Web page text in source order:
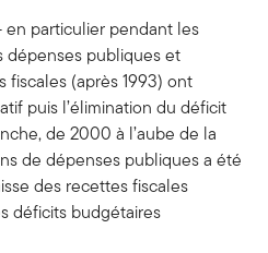
particulier pendant les
dépenses publiques et
fiscales (après 1993) ont
puis l’élimination du déficit
de 2000 à l’aube de la
de dépenses publiques a été
des recettes fiscales
déficits budgétaires